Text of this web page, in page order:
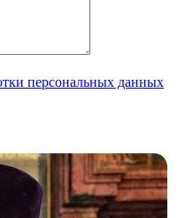
персональных данных